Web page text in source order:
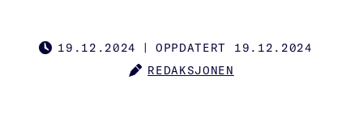
PUBLISHED
19.12.2024 | OPPDATERT 19.12.2024
AUTHOR
REDAKSJONEN